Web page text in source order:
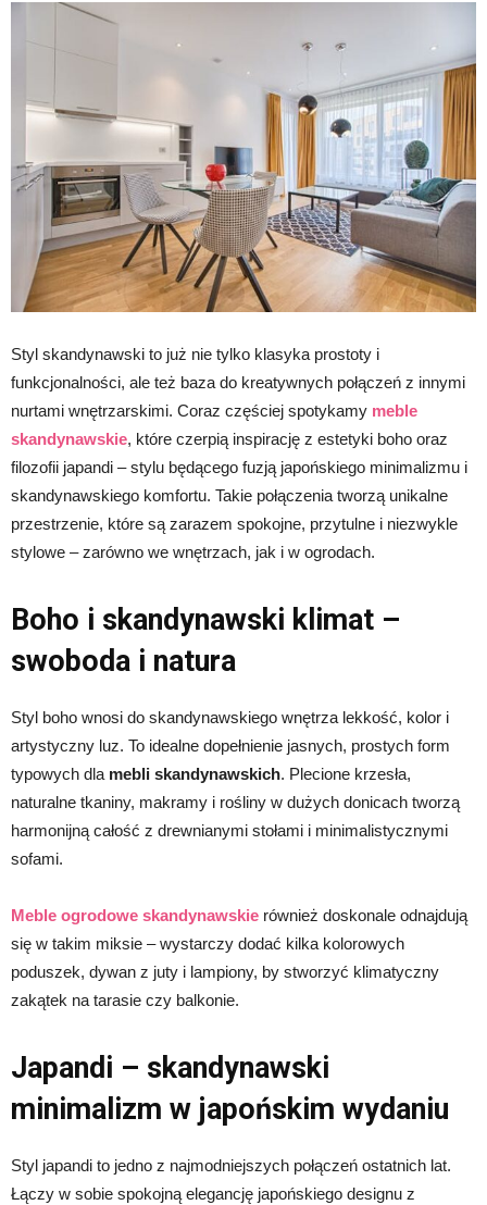
Styl skandynawski to już nie tylko klasyka prostoty i
funkcjonalności, ale też baza do kreatywnych połączeń z innymi
nurtami wnętrzarskimi. Coraz częściej spotykamy meble
skandynawskie, które czerpią inspirację z estetyki boho oraz
filozofii japandi – stylu będącego fuzją japońskiego minimalizmu i
skandynawskiego komfortu. Takie połączenia tworzą unikalne
przestrzenie, które są zarazem spokojne, przytulne i niezwykle
stylowe – zarówno we wnętrzach, jak i w ogrodach.
Boho i skandynawski klimat –
swoboda i natura
Styl boho wnosi do skandynawskiego wnętrza lekkość, kolor i
artystyczny luz. To idealne dopełnienie jasnych, prostych form
typowych dla mebli skandynawskich. Plecione krzesła,
naturalne tkaniny, makramy i rośliny w dużych donicach tworzą
harmonijną całość z drewnianymi stołami i minimalistycznymi
sofami.
Meble ogrodowe skandynawskie również doskonale odnajdują
się w takim miksie – wystarczy dodać kilka kolorowych
poduszek, dywan z juty i lampiony, by stworzyć klimatyczny
zakątek na tarasie czy balkonie.
Japandi – skandynawski
minimalizm w japońskim wydaniu
Styl japandi to jedno z najmodniejszych połączeń ostatnich lat.
Łączy w sobie spokojną elegancję japońskiego designu z